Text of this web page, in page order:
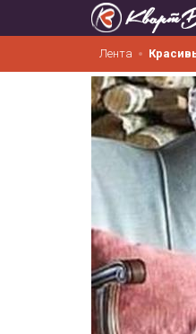
Лента